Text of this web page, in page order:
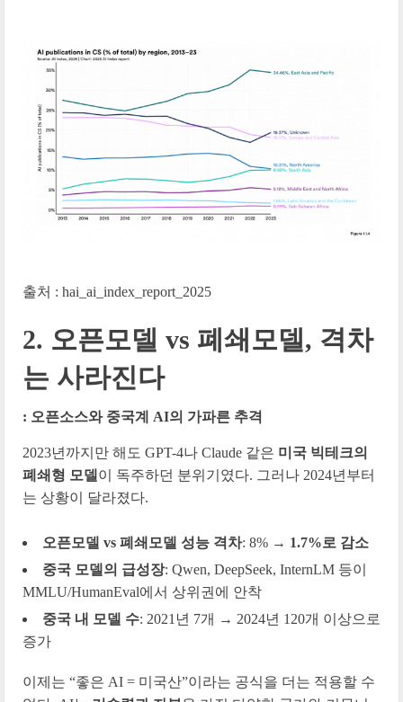
출처 : hai_ai_index_report_2025
2. 오픈모델 vs 폐쇄모델, 격차
는 사라진다
: 오픈소스와 중국계 AI의 가파른 추격
2023년까지만 해도 GPT-4나 Claude 같은 미국 빅테크의
폐쇄형 모델 이 독주하던 분위기였다. 그러나 2024년부터
는 상황이 달라졌다.
오픈모델 vs 폐쇄모델 성능 격차: 8% → 1.7%로 감소
중국 모델의 급성장: Qwen, DeepSeek, InternLM 등이
MMLU/HumanEval에서 상위권에 안착
중국 내 모델 수: 2021년 7개 → 2024년 120개 이상으로
증가
이제는 “좋은 AI = 미국산”이라는 공식을 더는 적용할 수